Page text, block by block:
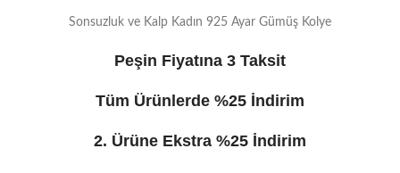
Sonsuzluk ve Kalp Kadın 925 Ayar Gümüş Kolye
Peşin Fiyatına 3 Taksit
Tüm Ürünlerde %25 İndirim
2. Ürüne Ekstra %25 İndirim